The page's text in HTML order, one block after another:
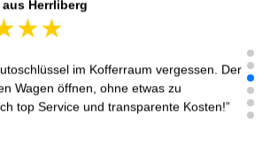
aus Herrliberg
im Kofferraum vergessen. Der
Wagen öffnen, ohne etwas zu
top Service und transparente Kosten!